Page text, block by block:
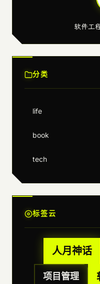
软件工
分类
life
book
tech
标签云
人月神话
项目管理